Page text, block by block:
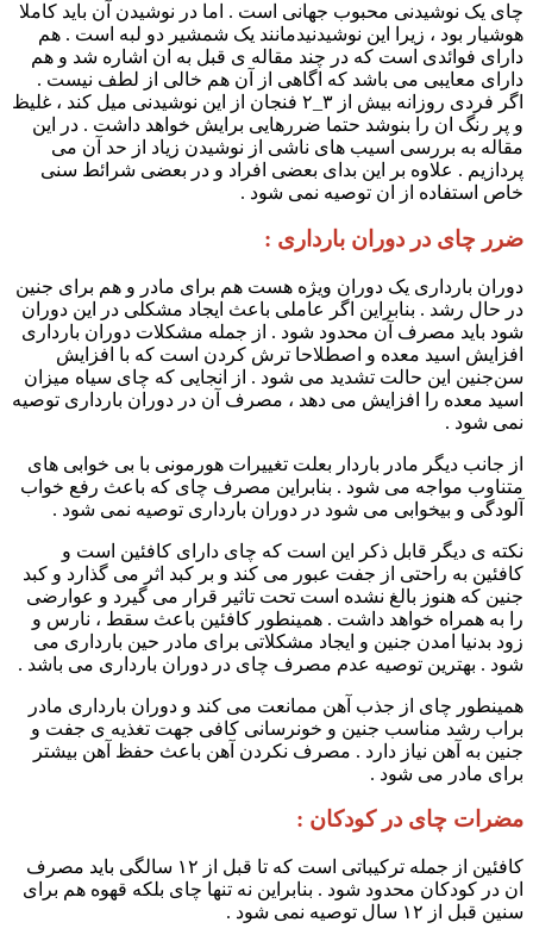
چای یک نوشیدنی محبوب جهانی است . اما در نوشیدن آن باید کاملا
هوشیار بود ، زیرا این نوشیدنیدمانند یک شمشیر دو لبه است . هم
دارای فوائدی است که در چند مقاله ی قبل به ان اشاره شد و هم
دارای معایبی می باشد که اگاهی از آن هم خالی از لطف نیست .
اگر فردی روزانه بیش از ۳_۲ فنجان از این نوشیدنی میل کند ، غلیظ
و پر رنگ ان را بنوشد حتما ضررهایی برایش خواهد داشت . در این
مقاله به بررسی اسیب های ناشی از نوشیدن زیاد از حد آن می
پردازیم . علاوه بر این بدای بعضی افراد و در بعضی شرائط سنی
خاص استفاده از ان توصیه نمی شود .
ضرر چای در دوران بارداری :
دوران بارداری یک دوران ویژه هست هم برای مادر و هم برای جنین
در حال رشد . بنابراین اگر عاملی باعث ایجاد مشکلی در این دوران
شود باید مصرف آن محدود شود . از جمله مشکلات دوران بارداری
افزایش اسید معده و اصطلاحا ترش کردن است که با افزایش
سن‌جنین این حالت تشدید می شود . از انجایی که چای سیاه میزان
اسید معده را افزایش می دهد ، مصرف آن در دوران بارداری توصیه
نمی شود .
از جانب دیگر مادر باردار بعلت تغییرات هورمونی با بی خوابی های
متناوب مواجه می شود . بنابراین مصرف چای که باعث رفع خواب
آلودگی و بیخوابی می شود در دوران بارداری توصیه نمی شود .
نکته ی دیگر قابل ذکر این است که چای دارای کافئین است و
کافئین به راحتی از جفت عبور می کند و بر کبد اثر می گذارد و کبد
جنین که هنوز بالغ نشده است تحت تاثیر قرار می گیرد و عوارضی
را به همراه خواهد داشت . همینطور کافئین باعث سقط ، نارس و
زود بدنیا امدن جنین و ایجاد مشکلاتی برای مادر حین بارداری می
شود . بهترین توصیه عدم مصرف چای در دوران بارداری می باشد .
همینطور چای از جذب آهن ممانعت می کند و دوران بارداری مادر
براب رشد مناسب جنین و خونرسانی کافی جهت تغذیه ی جفت و
جنین به آهن نیاز دارد . مصرف نکردن آهن باعث حفظ آهن بیشتر
برای مادر می شود .
مضرات چای در کودکان :
کافئین از جمله ترکیباتی است که تا قبل از ۱۲ سالگی باید مصرف
ان در کودکان محدود شود . بنابراین نه تنها چای بلکه قهوه هم برای
سنین قبل از ۱۲ سال توصیه نمی شود ‌.